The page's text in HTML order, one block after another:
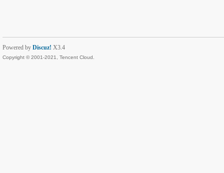
Powered by Discuz! X3.4
Copyright © 2001-2021, Tencent Cloud.